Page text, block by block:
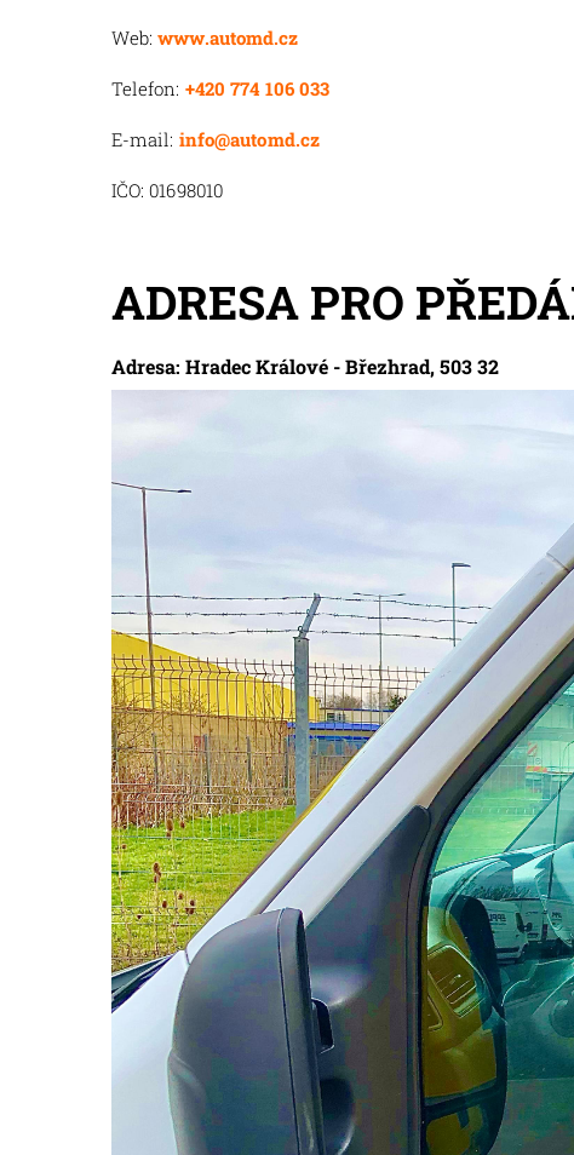
Web:www.automd.cz
Telefon: +420 774 106 033
E-mail: info@automd.cz
IČO: 01698010
ADRESA PRO
Adresa: Hradec Králové - Březhrad, 503 32